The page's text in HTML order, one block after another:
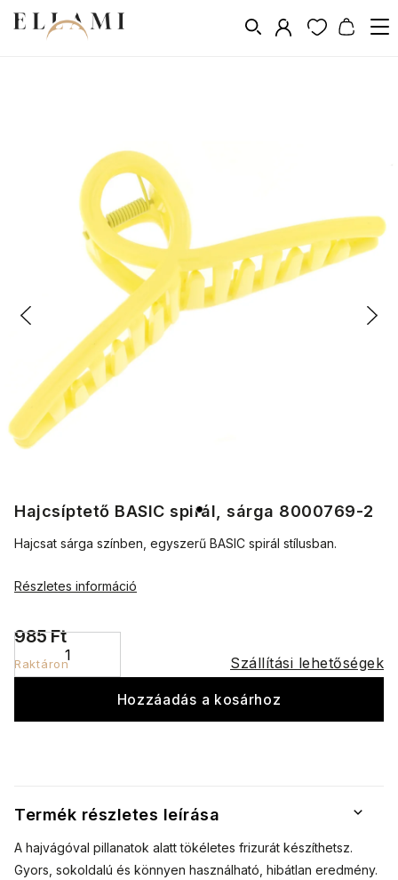
Hajcsíptető BASIC spirál, sárga 8000769-2
985 Ft
Raktáron Szállítási lehetőségek
Hozzáadás a kosárhoz
Hajcsat sárga színben, egyszerű BASIC spirál stílusban.
Részletes információ
Termék részletes leírása
A hajvágóval pillanatok alatt tökéletes frizurát készíthetsz.
Gyors, sokoldalú és könnyen használható, hibátlan eredmény.